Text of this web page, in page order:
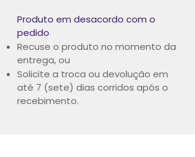
Produto em desacordo com o
pedido
Recuse o produto no momento da
entrega, ou
Solicite a troca ou devolução em
até 7 (sete) dias corridos após o
recebimento.